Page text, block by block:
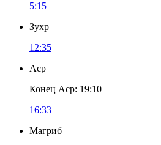
5:15
Зухр
12:35
Аср
Конец Аср: 19:10
16:33
Магриб